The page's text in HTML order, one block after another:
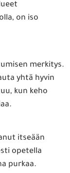
on iso
merkitys.
yhtä hyvin
kun keho
itseään
opetella
purkaa.